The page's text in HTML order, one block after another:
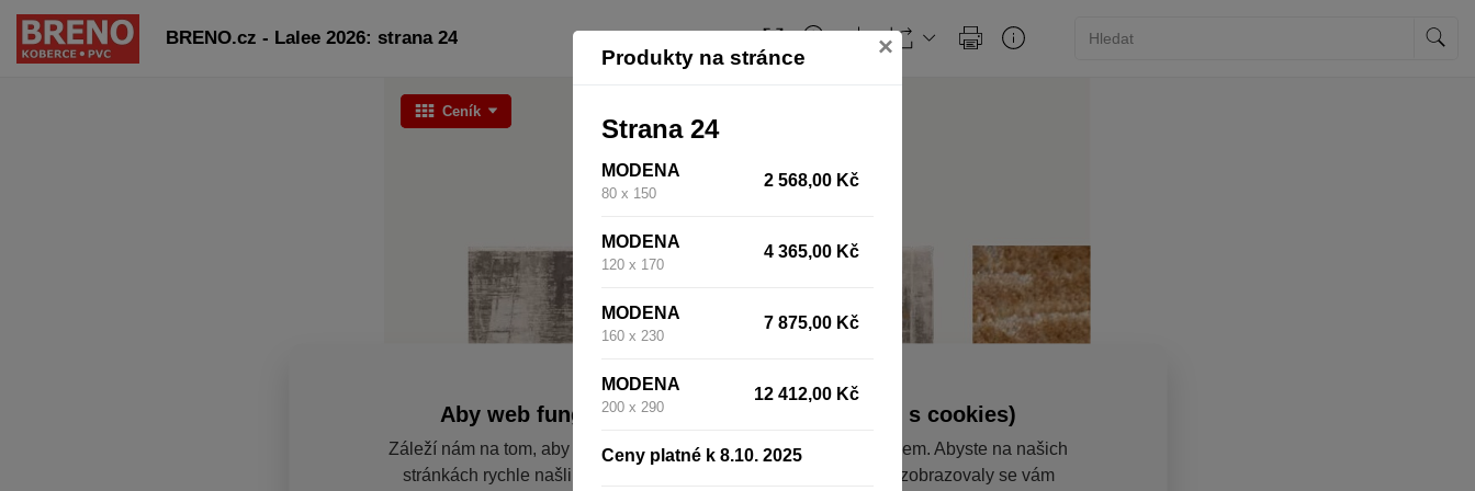
Produkty na stránce ×
Strana 24
MODENA
80 x 150
2 568,00 Kč
MODENA
120 x 170
4 365,00 Kč
MODENA
160 x 230
7 875,00 Kč
MODENA
200 x 290
12 412,00 Kč
Ceny platné k 8.10. 2025
BRENO.cz - Lalee 2026: strana 24
Ceník
Aby web fungoval tak, jak ho znáte (souhlas s cookies)
Záleží nám na tom, aby pro vás nakupování bylo co nejlepší zážitkem. Abyste na našich
stránkách rychle našli to, co hledáte, ušetřili spoustu klikání a nezobrazovaly se vám